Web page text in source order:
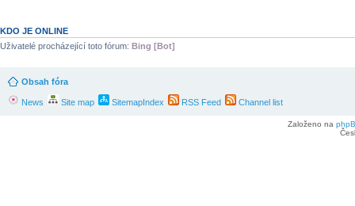
KDO JE ONLINE
Uživatelé procházející toto fórum: Bing [Bot]
Obsah fóra
News Site map SitemapIndex RSS Feed Channel list
Založeno na